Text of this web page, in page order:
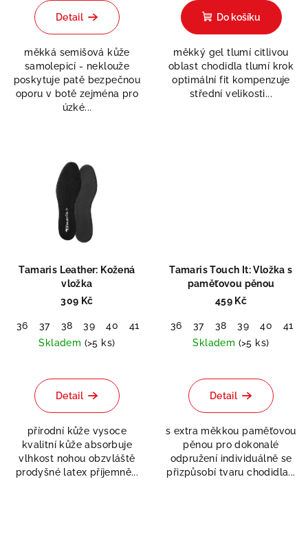
Detail
měkká semišová kůže
samolepicí - neklouže
poskytuje patě bezpečnou
oporu v botě zejména pro
úzké...
Do košíku
měkký gel tlumí citlivou
oblast chodidla tlumí krok
optimální fit kompenzuje
střední velikosti...
Tamaris Leather: Kožená
vložka
309 Kč
36 37 38 39 40 41
Skladem (>5 ks)
Detail
přírodní kůže vysoce
kvalitní kůže absorbuje
vlhkost nohou obzvláště
prodyšné latex příjemně...
Tamaris Touch It: Vložka s
paměťovou pěnou
459 Kč
36 37 38 39 40 41
Skladem (>5 ks)
Detail
s extra měkkou paměťovou
pěnou pro dokonalé
odpružení individuálně se
přizpůsobí tvaru chodidla...